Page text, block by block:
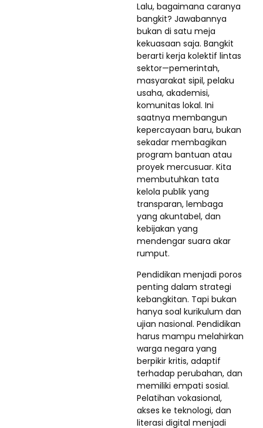
Lalu, bagaimana caranya
bangkit? Jawabannya
bukan di satu meja
kekuasaan saja. Bangkit
berarti kerja kolektif lintas
sektor—pemerintah,
masyarakat sipil, pelaku
usaha, akademisi,
komunitas lokal. Ini
saatnya membangun
kepercayaan baru, bukan
sekadar membagikan
program bantuan atau
proyek mercusuar. Kita
membutuhkan tata
kelola publik yang
transparan, lembaga
yang akuntabel, dan
kebijakan yang
mendengar suara akar
rumput.
Pendidikan menjadi poros
penting dalam strategi
kebangkitan. Tapi bukan
hanya soal kurikulum dan
ujian nasional. Pendidikan
harus mampu melahirkan
warga negara yang
berpikir kritis, adaptif
terhadap perubahan, dan
memiliki empati sosial.
Pelatihan vokasional,
akses ke teknologi, dan
literasi digital menjadi